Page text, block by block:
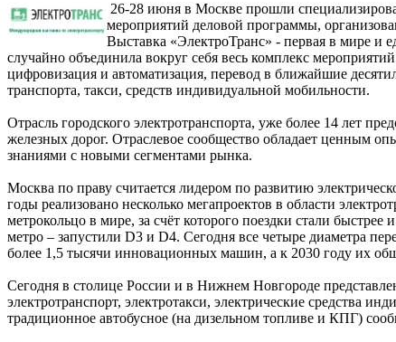
26-28 июня в Москве прошли
мероприятий деловой программы,
Выставка «ЭлектроТранс» - первая в мире и
случайно объединила вокруг себя весь комплекс
цифровизация и автоматизация, перевод в ближайшие
транспорта, такси, средств индивидуальной мобильности.
Отрасль городского электротранспорта, уже более 14 лет
железных дорог. Отраслевое сообщество обладает ценным
знаниями с новыми сегментами рынка.
Москва по праву считается лидером по развитию
годы реализовано несколько мегапроектов в области
метрокольцо в мире, за счёт которого поездки стали
метро – запустили D3 и D4. Сегодня все четыре диаметра
более 1,5 тысячи инновационных машин, а к 2030 году их
Сегодня в столице России и в Нижнем Новгороде
электротранспорт, электротакси, электрические средства
традиционное автобусное (на дизельном топливе и КПГ)